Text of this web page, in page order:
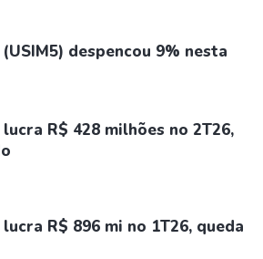
despencou 9% nesta
R$ 428 milhões no 2T26,
R$ 896 mi no 1T26, queda